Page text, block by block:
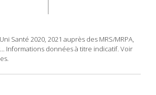
Santé 2020, 2021 auprès des MRS/MRPA,
Informations données à titre indicatif. Voir